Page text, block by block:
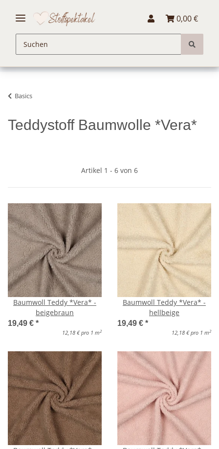
0,00 €
Basics
Teddystoff Baumwolle *Vera*
Artikel 1 - 6 von 6
Baumwoll Teddy *Vera* -
beigebraun
19,49 € *
12,18 € pro 1 m 2
Baumwoll Teddy *Vera* -
hellbeige
19,49 € *
12,18 € pro 1 m 2